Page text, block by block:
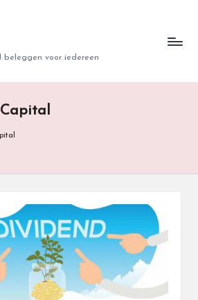
beleggen voor iedereen